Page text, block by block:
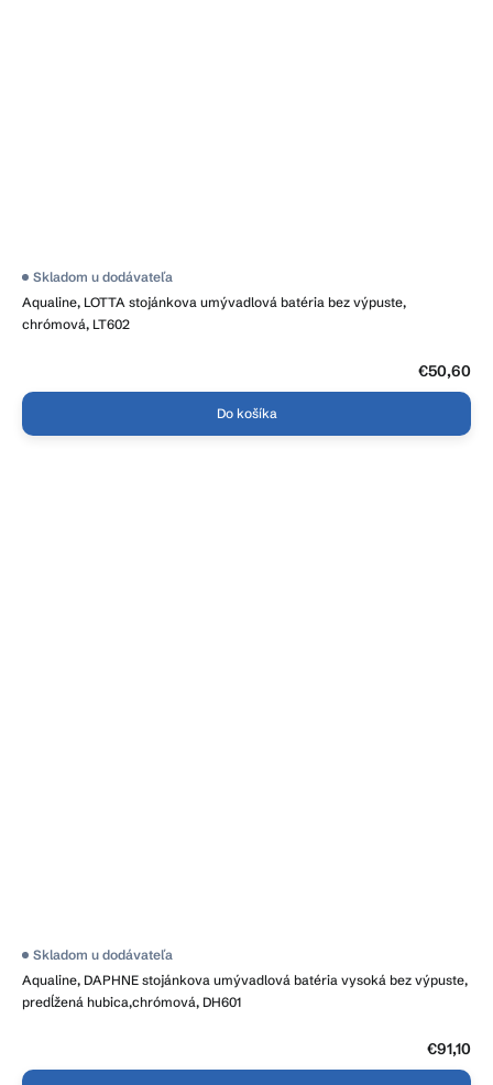
Aqualine, LOTTA stojánkova umývadlová batéria bez výpuste,
chrómová, LT602
Skladom u dodávateľa
€50,60
Do košíka
Aqualine, DAPHNE stojánkova umývadlová batéria vysoká bez výpuste,
predĺžená hubica,chrómová, DH601
Skladom u dodávateľa
€91,10